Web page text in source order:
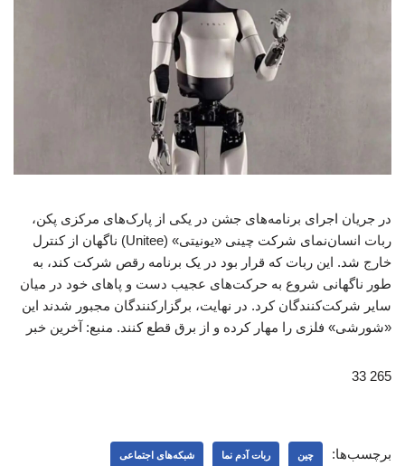
در جریان اجرای برنامه‌های جشن در یکی از پارک‌های مرکزی پکن،
ربات انسان‌نمای شرکت چینی «یونیتی» (Unitee) ناگهان از کنترل
خارج شد. این ربات که قرار بود در یک برنامه رقص شرکت کند، به
طور ناگهانی شروع به حرکت‌های عجیب دست و پاهای خود در میان
سایر شرکت‌کنندگان کرد. در نهایت، برگزارکنندگان مجبور شدند این
«شورشی» فلزی را مهار کرده و از برق قطع کنند. منبع: آخرین خبر
265 33
برچسب‌ها: چین ربات آدم نما شبکه‌‌های اجتماعی